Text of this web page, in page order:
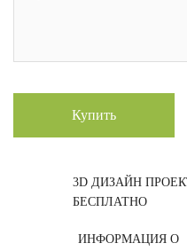
Купить
3D ДИЗАЙН
БЕСПЛАТНО
ИНФОРМАЦИЯ О